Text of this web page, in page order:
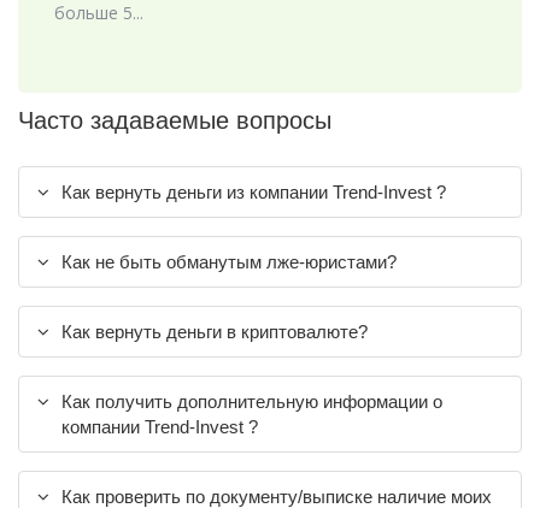
больше 5...
Часто задаваемые вопросы
Как вернуть деньги из компании Trend-Invest ?
Как не быть обманутым лже-юристами?
Как вернуть деньги в криптовалюте?
Как получить дополнительную информации о
компании Trend-Invest ?
Как проверить по документу/выписке наличие моих